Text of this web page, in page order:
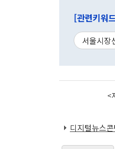
[관련키워
서울시장
<
디지털뉴스